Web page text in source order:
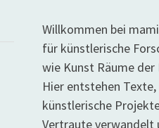
Willkommen bei
für künstlerische
wie Kunst Räume
Hier entstehen
künstlerische
Vertraute verwandelt